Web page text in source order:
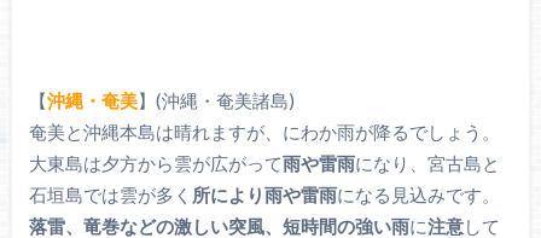
【沖縄・奄美】(沖縄・奄美諸島)
奄美と沖縄本島は晴れますが、にわか雨が降るでしょう。
大東島は夕方から雲が広がって雨や雷雨になり、宮古島と
石垣島では雲が多く 所により雨や雷雨になる見込みです。
落雷、竜巻などの激しい突風、短時間の強い雨に注意して